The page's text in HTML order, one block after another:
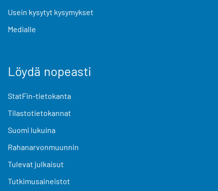
Usein kysytyt kysymykset
Medialle
Löydä nopeasti
StatFin-tietokanta
Tilastotietokannat
Suomi lukuina
Rahanarvonmuunnin
Tulevat julkaisut
Tutkimusaineistot